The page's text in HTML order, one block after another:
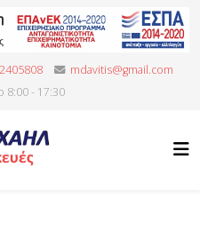
mdavitis@gmail.com
8:00 - 17:30